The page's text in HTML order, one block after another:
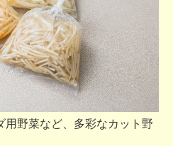
用野菜など、多彩なカット野